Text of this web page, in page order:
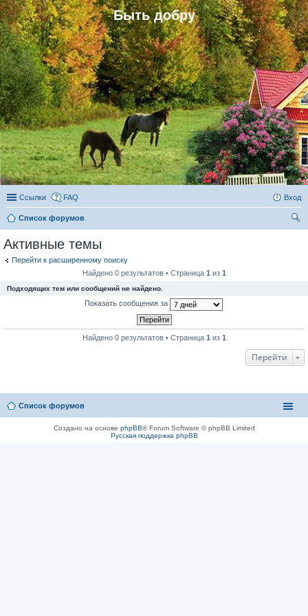
Быть добру
Ссылки FAQ Вход
Список форумов
Активные темы
Перейти к расширенному поиску
Найдено 0 результатов • Страница 1 из 1
Подходящих тем или сообщений не найдено.
Показать сообщения за
Найдено 0 результатов • Страница 1 из 1
Перейти
Список форумов
Создано на основе phpBB® Forum Software © phpBB Limited
Русская поддержка phpBB